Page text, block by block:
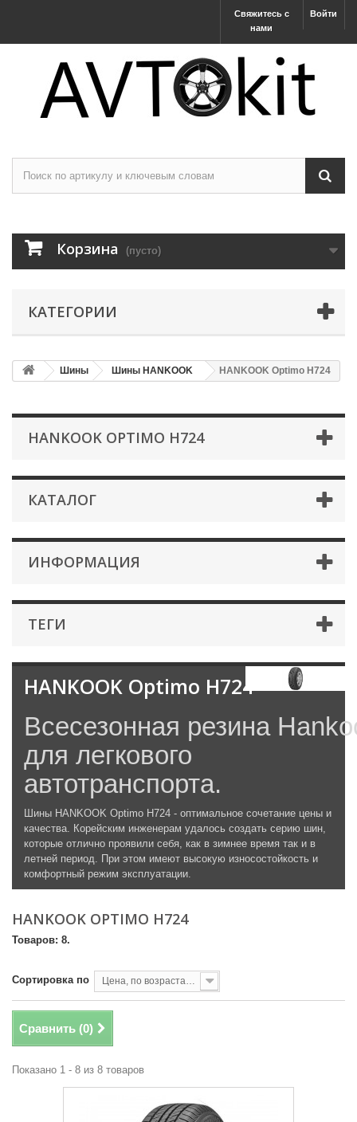
Войти
Свяжитесь с
нами
Корзина (пусто)
КАТЕГОРИИ
Шины Шины HANKOOK HANKOOK Optimo H724
HANKOOK OPTIMO H724
КАТАЛОГ
ИНФОРМАЦИЯ
ТЕГИ
HANKOOK Optimo H724
Всесезонная резина
для легкового
автотранспорта.
Шины HANKOOK Optimo H724 - оптимальное сочетание цены и
качества. Корейским инженерам удалось создать серию шин,
которые отлично проявили себя, как в зимнее время так и в
летней период. При этом имеют высокую износостойкость и
комфортный режим эксплуатации.
HANKOOK OPTIMO H724
Товаров: 8.
Сортировка по Цена, по возрастанию
Сравнить (0)
Показано 1 - 8 из 8 товаров